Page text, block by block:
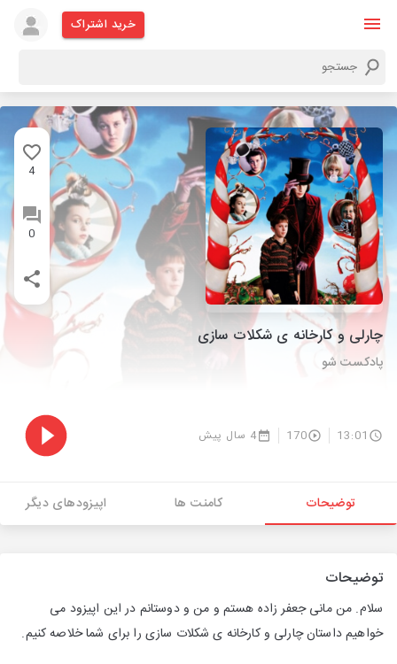
خرید اشتراک
4
0
چارلی و کارخانه ی شکلات سازی
پادکست شو
13:01
170 4 سال پیش
توضیحات کامنت ها اپیزودهای دیگر
توضیحات
سلام. من مانی جعفر زاده هستم و من و دوستانم در این اپیزود می
خواهیم داستان چارلی و کارخانه ی شکلات سازی را برای شما خلاصه کنیم.